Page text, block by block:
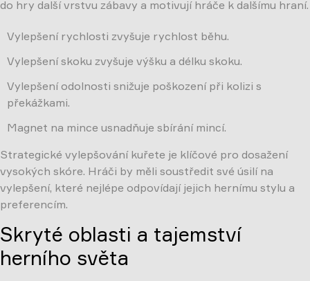
do hry další vrstvu zábavy a motivují hráče k dalšímu hraní.
Vylepšení rychlosti zvyšuje rychlost běhu.
Vylepšení skoku zvyšuje výšku a délku skoku.
Vylepšení odolnosti snižuje poškození při kolizi s
překážkami.
Magnet na mince usnadňuje sbírání mincí.
Strategické vylepšování kuřete je klíčové pro dosažení
vysokých skóre. Hráči by měli soustředit své úsilí na
vylepšení, které nejlépe odpovídají jejich hernímu stylu a
preferencím.
Skryté oblasti a tajemství
herního světa